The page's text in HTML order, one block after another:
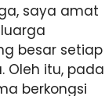
saya amat
besar setiap
Oleh itu, pada
berkongsi